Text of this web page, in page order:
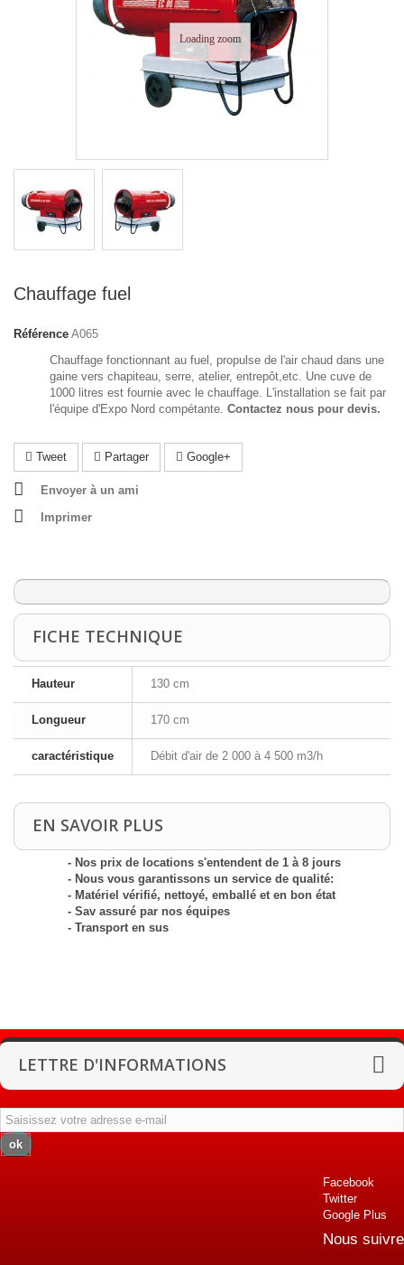
Loading zoom
Chauffage fuel
Référence A065
Chauffage fonctionnant au fuel, propulse de l'air chaud dans une
gaine vers chapiteau, serre, atelier, entrepôt,etc. Une cuve de
1000 litres est fournie avec le chauffage. L'installation se fait par
l'équipe d'Expo Nord compétante. Contactez nous pour devis.
Tweet Partager Google+
Envoyer à un ami
Imprimer
FICHE TECHNIQUE
Hauteur 130 cm
Longueur 170 cm
caractéristique Débit d'air de 2 000 à 4 500 m3/h
EN SAVOIR PLUS
- Nos prix de locations s'entendent de 1 à 8 jours
- Nous vous garantissons un service de qualité:
- Matériel vérifié, nettoyé, emballé et en bon état
- Sav assuré par nos équipes
- Transport en sus
LETTRE D'INFORMATIONS
ok
Facebook
Twitter
Google Plus
Nous suivre